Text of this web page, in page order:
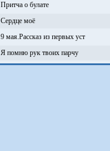
Притча о булате
Сердце моё
9 мая.Рассказ из первых уст
Я помню рук твоих парчу